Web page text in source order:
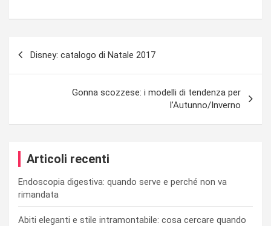
articoli
Disney: catalogo di Natale 2017
Gonna scozzese: i modelli di tendenza per
l’Autunno/Inverno
Articoli recenti
Endoscopia digestiva: quando serve e perché non va
rimandata
Abiti eleganti e stile intramontabile: cosa cercare quando